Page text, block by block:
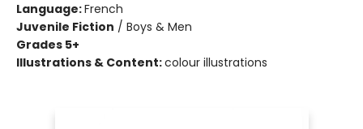
Language:French
Juvenile Fiction / Boys & Men
Grades 5+
Illustrations & Content:colour illustrations